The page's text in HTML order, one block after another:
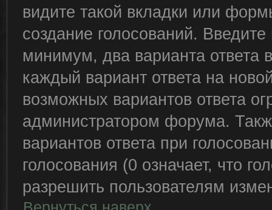
видите такой вкладки или
создание голосований.
минимум, два варианта ответа
каждый вариант ответа на
возможных вариантов ответа
администратором форума.
вариантов ответа при
голосования (0 означает, что
разрешить пользователям